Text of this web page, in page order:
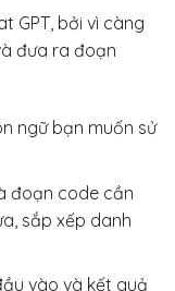
GPT, bởi vì càng
đưa ra đoạn
ngữ bạn muốn sử
đoạn code cần
sắp xếp danh
vào và kết quả